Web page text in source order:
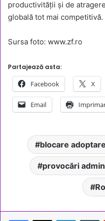
productivității și de
globală tot mai competitivă.
Sursa foto: www.zf.ro
Partajează asta:
Facebook X
Email
blocare
provocări